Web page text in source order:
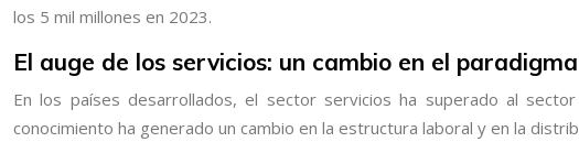
los 5 mil millones en 2023.
El auge de los servicios: un cambio en el
En los países desarrollados, el sector servicios ha superado al
conocimiento ha generado un cambio en la estructura laboral y en la